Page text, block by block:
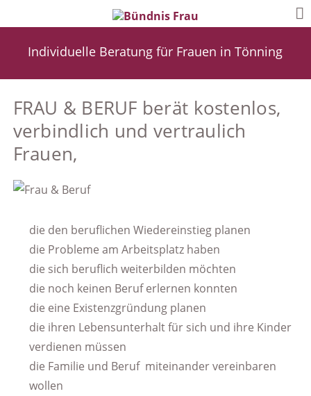
Individuelle Beratung für Frauen in Tönning
FRAU & BERUF berät kostenlos,
verbindlich und vertraulich
Frauen,
die den beruflichen Wiedereinstieg planen
die Probleme am Arbeitsplatz haben
die sich beruflich weiterbilden möchten
die noch keinen Beruf erlernen konnten
die eine Existenzgründung planen
die ihren Lebensunterhalt für sich und ihre Kinder
verdienen müssen
die Familie und Beruf miteinander vereinbaren
wollen